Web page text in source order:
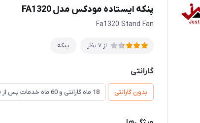
پنکه ایستاده مودکس مدل FA1320
Fa1320 Stand Fan
از 7 نظر پنکه
گارانتی
بدون گارانتی 18 ماه گارانتی و 60 ماه خدمات پس از فروش و ضمانت تعویض